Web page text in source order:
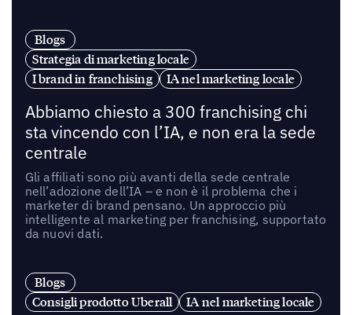
Blogs
Strategia di marketing locale
I brand in franchising
IA nel marketing locale
Abbiamo chiesto a 300 franchising chi
sta vincendo con l’IA, e non era la sede
centrale
Gli affiliati sono più avanti della sede centrale
nell’adozione dell’IA – e non è il problema che i
marketer di brand pensano. Un approccio più
intelligente al marketing per franchising, supportato
da nuovi dati.
Blogs
Consigli prodotto Uberall
IA nel marketing locale